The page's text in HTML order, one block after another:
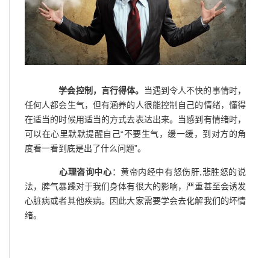
学会控制，言行得体。
当遇到令人不快的事情时，
任何人都会生气，但有涵养的人很能控制自己的情绪，懂得
在适当的时候用适当的方式去表达出来。当感到有情绪时，
可以在心里默默提醒自己“不要生气，缓一缓，到对方的角
度看一看到底是出了什么问题”。
心理咨询中心：黄帝内经中有怒伤肝,悲胜怒的说
法，脾气暴躁对于我们身体有很大的影响，严重甚至会诱发
心脏病或者其他疾病。因此大家需要学会去化解我们的坏情
绪。